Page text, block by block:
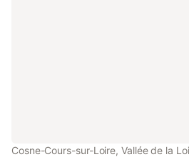
Cosne-Cours-sur-Loire, Vallée de la